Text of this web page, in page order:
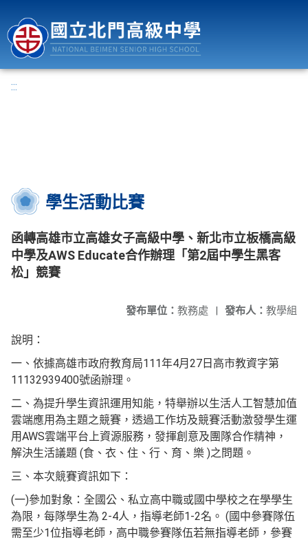
:::
學生活動比賽
函轉高雄市立高雄女子高級中學、新北市立板橋高級
中學及AWS Educate合作辦理「第2屆中學生黑客
松」競賽
發布人： 教學組
發布單位： 教務處 |
說明：
一、依據高雄市政府教育局111年4月27日高市教資字第
11132939400號函辦理。
二、為提升學生資訊運用知能，特舉辦以生活人工智慧加值
雲端應用為主題之競賽，透過工作坊及競賽活動激發學生運
用AWS雲端平台上資源服務，發揮創意及團隊合作精神，
解決生活議題 (食、衣、住、行、育、樂 )之問題。
三、本次競賽資訊如下：
(一)參加對象：全國公、私立高中職或國中學校之在學學生
為限，每隊學生為 2-4人，指導老師1-2名。 (國中參賽隊伍
需至少1位指導老師，高中職參賽隊伍若無指導老師，參賽